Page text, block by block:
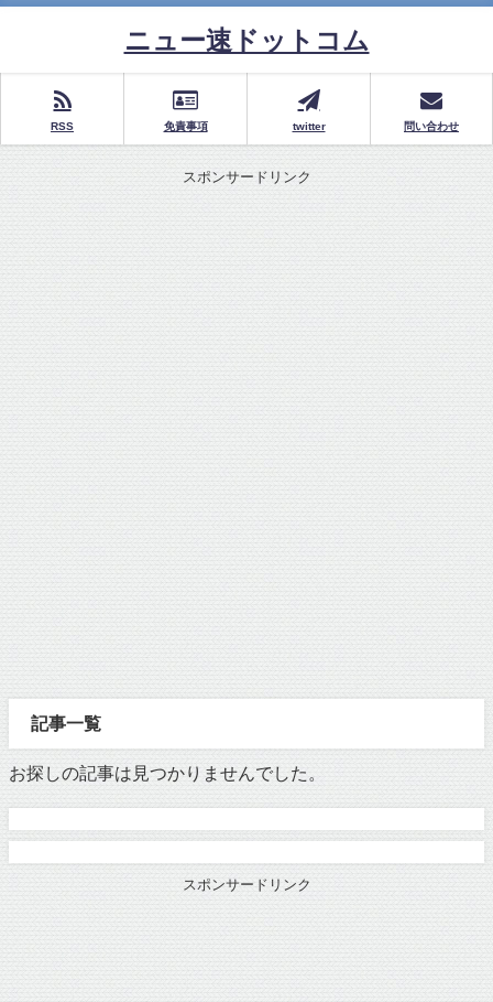
ニュー速ドットコム
RSS 免責事項 twitter 問い合わせ
スポンサードリンク
記事一覧
お探しの記事は見つかりませんでした。
スポンサードリンク